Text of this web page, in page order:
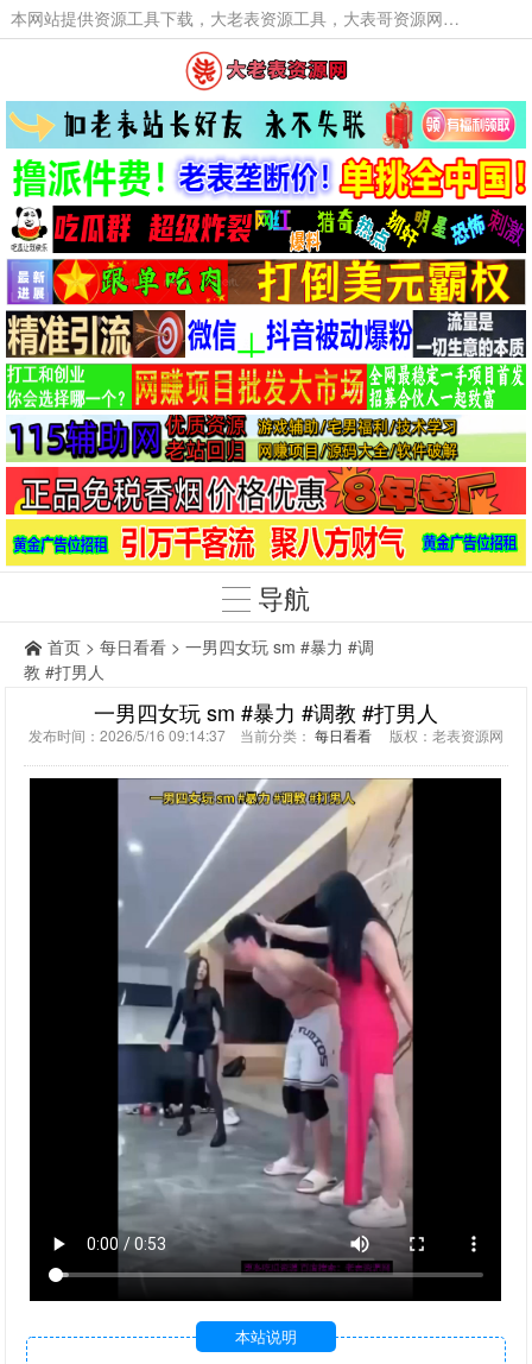
本网站提供资源工具下载，大老表资源工具，大表哥资源网软件工具，大老表资源下载，活动线报福利资源分享,活动线报，大型网游经典游戏，网络热门技术游戏辅助交流与分享。
导航
首页 > 每日看看 > 一男四女玩 sm #暴力 #调
教 #打男人
一男四女玩 sm #暴力 #调教 #打男人
发布时间：2026/5/16 09:14:37 当前分类： 每日看看 版权：老表资源网
本站说明